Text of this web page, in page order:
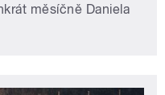
měsíčně Daniela